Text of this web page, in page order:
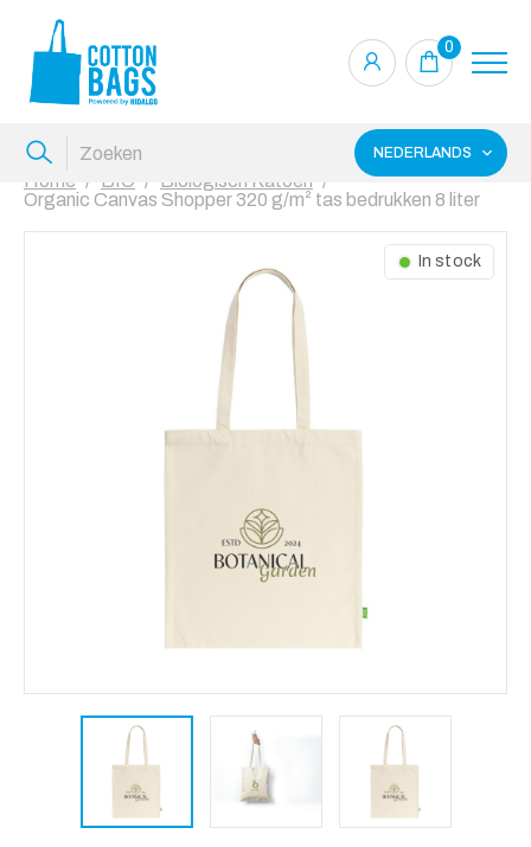
0
NEDERLANDS
Home BIO
Biologisch Katoen
Organic Canvas Shopper 320 g/m² tas bedrukken 8 liter
In stock